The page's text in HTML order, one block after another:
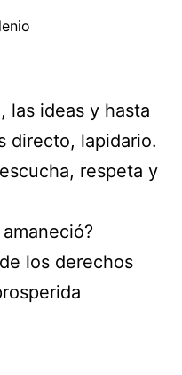
las ideas y hasta
directo, lapidario.
respeta y
los derechos